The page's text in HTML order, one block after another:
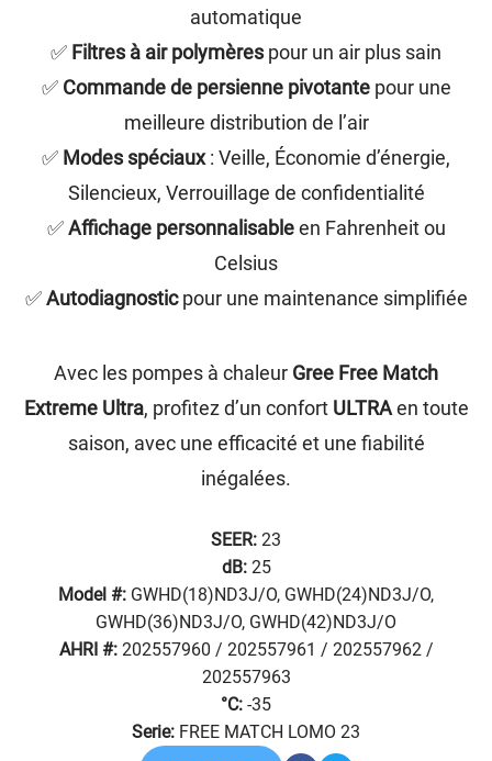
automatique
✅ Filtres à air polymères pour un air plus sain
✅ Commande de persienne pivotantepour une
meilleure distribution de l’air
✅ Modes spéciaux: Veille, Économie d’énergie,
Silencieux, Verrouillage de confidentialité
✅Affichage personnalisableen Fahrenheit ou
Celsius
✅Autodiagnosticpour une maintenance simplifiée
Avec les pompes à chaleur Gree Free Match
Extreme Ultra, profitez d’un confort ULTRAen toute
saison, avec une efficacité et une fiabilité
inégalées.
SEER: 23
dB: 25
Model #: GWHD(18)ND3J/O, GWHD(24)ND3J/O,
GWHD(36)ND3J/O, GWHD(42)ND3J/O
AHRI #: 202557960 / 202557961 / 202557962 /
202557963
°C: -35
Serie: FREE MATCH LOMO 23